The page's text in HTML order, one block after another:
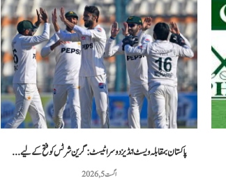
پاکستان بمقابلہ ویسٹ انڈیز دوسرا ٹیسٹ: گرین شرٹس کو فتح کے لیے...
اگست 5, 2026